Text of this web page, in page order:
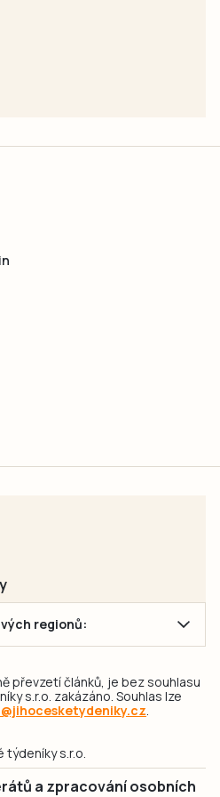
regionů:
převzetí článků, je bez souhlasu
s.r.o. zakázáno. Souhlas lze
s.r.o.
a zpracování osobních